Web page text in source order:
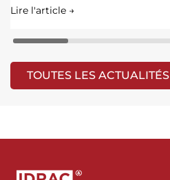
Lire l'article →
TOUTES LES ACTUALITÉS